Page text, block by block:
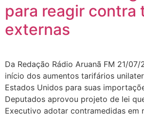
para reagir contra
externas
Da Redação Rádio Aruanã FM 21/
início dos aumentos tarifários
Estados Unidos para suas
Deputados aprovou projeto de lei
Executivo adotar contramedidas em